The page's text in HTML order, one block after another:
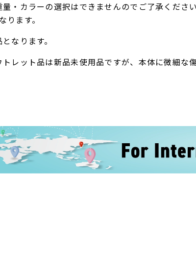
・カラーの選択はできませんのでご了承くださ
ります。
なります。
レット品は新品未使用品ですが、本体に微細な